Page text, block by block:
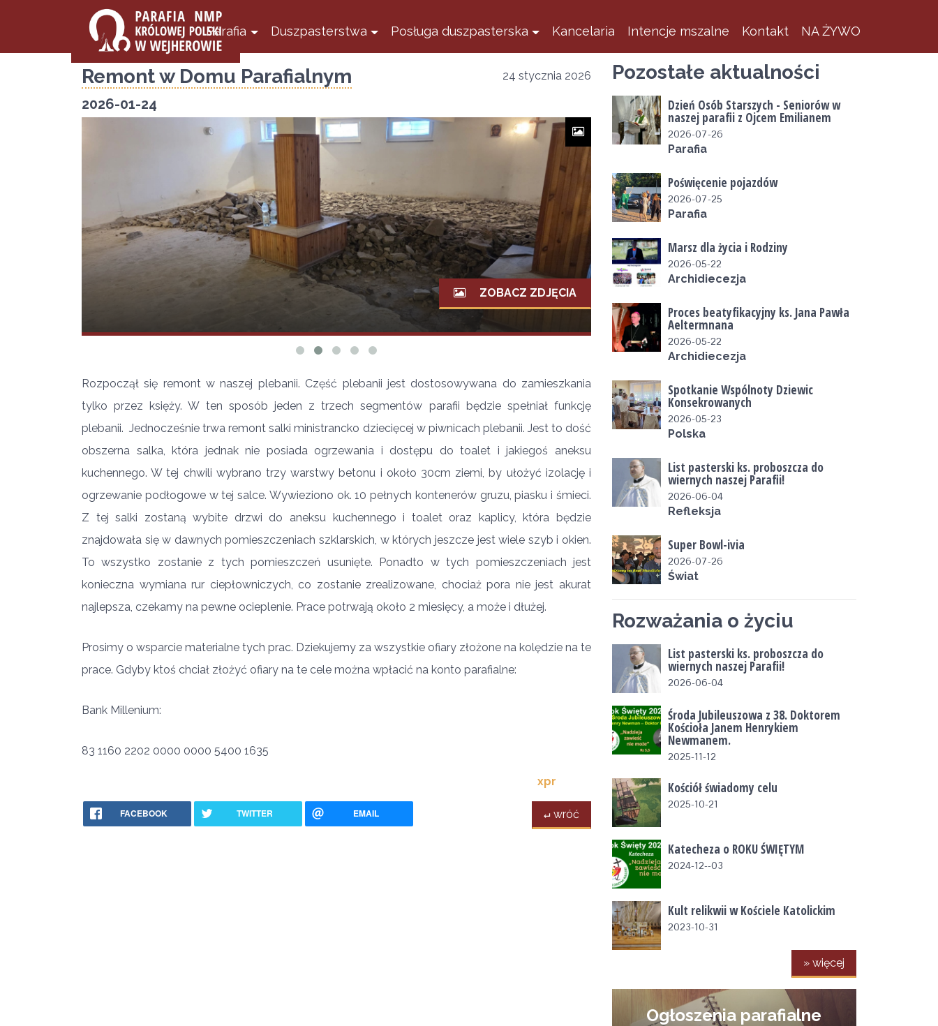
Parafia Duszpasterstwa Posługa duszpasterska Kancelaria Intencje mszalne Kontakt NA ŻYWO
Remont w Domu Parafialnym
2026-01-24
24 stycznia 2026
ZOBACZ ZDJĘCIA
Rozpoczął się remont w naszej plebanii. Część plebanii jest dostosowywana do zamieszkania
tylko przez księży. W ten sposób jeden z trzech segmentów parafii będzie spełniał funkcję
plebanii. Jednocześnie trwa remont salki ministrancko dziecięcej w piwnicach plebanii. Jest to dość
obszerna salka, która jednak nie posiada ogrzewania i dostępu do toalet i jakiegoś aneksu
kuchennego. W tej chwili wybrano trzy warstwy betonu i około 30cm ziemi, by ułożyć izolację i
ogrzewanie podłogowe w tej salce. Wywieziono ok. 10 pełnych kontenerów gruzu, piasku i śmieci.
Z tej salki zostaną wybite drzwi do aneksu kuchennego i toalet oraz kaplicy, która będzie
znajdowała się w dawnych pomieszczeniach szklarskich, w których jeszcze jest wiele szyb i okien.
To wszystko zostanie z tych pomieszczeń usunięte. Ponadto w tych pomieszczeniach jest
konieczna wymiana rur ciepłowniczych, co zostanie zrealizowane, chociaż pora nie jest akurat
najlepsza, czekamy na pewne ocieplenie. Prace potrwają około 2 miesięcy, a może i dłużej.
Prosimy o wsparcie materialne tych prac. Dziekujemy za wszystkie ofiary złożone na kolędzie na te
prace. Gdyby ktoś chciał złożyć ofiary na te cele można wpłacić na konto parafialne:
Bank Millenium:
83 1160 2202 0000 0000 5400 1635
xpr
FACEBOOK TWITTER EMAIL ↵ wróć
Pozostałe aktualności
Dzień Osób Starszych - Seniorów w
naszej parafii z Ojcem Emilianem
2026-07-26
Parafia
Poświęcenie pojazdów
2026-07-25
Parafia
Marsz dla życia i Rodziny
2026-05-22
Archidiecezja
Proces beatyfikacyjny ks. Jana Pawła
Aeltermnana
2026-05-22
Archidiecezja
Spotkanie Wspólnoty Dziewic
Konsekrowanych
2026-05-23
Polska
List pasterski ks. proboszcza do
wiernych naszej Parafii!
2026-06-04
Refleksja
Super Bowl-ivia
2026-07-26
Świat
Rozważania o życiu
List pasterski ks. proboszcza do
wiernych naszej Parafii!
2026-06-04
Środa Jubileuszowa z 38. Doktorem
Kościoła Janem Henrykiem
Newmanem.
2025-11-12
Kościół świadomy celu
2025-10-21
Katecheza o ROKU ŚWIĘTYM
2024-12--03
Kult relikwii w Kościele Katolickim
2023-10-31
» więcej
Ogłoszenia parafialne